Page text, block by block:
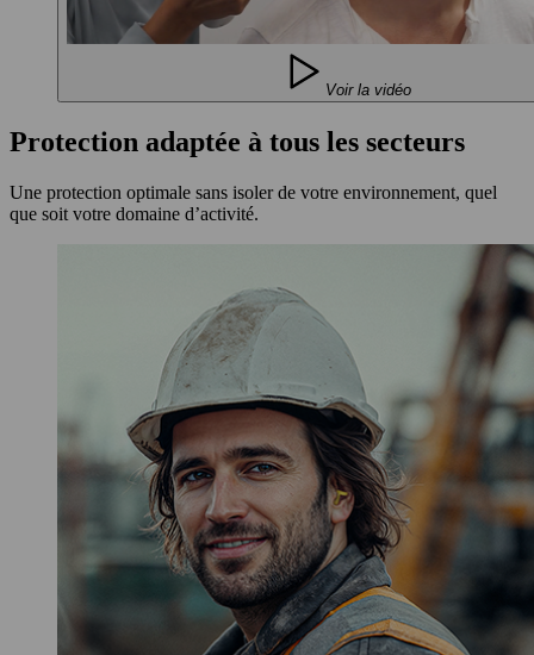
Voir la vidéo
Protection adaptée à tous les secteurs
Une protection optimale sans isoler de votre environnement, quel
que soit votre domaine d’activité.